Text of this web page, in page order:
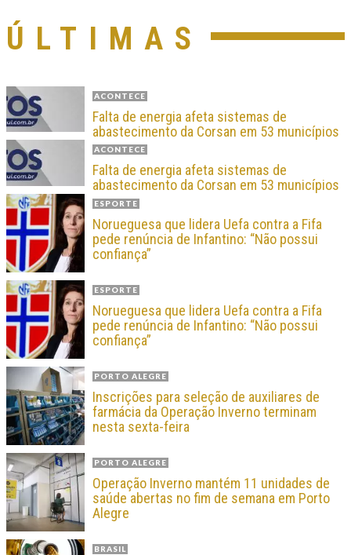
ÚLTIMAS
ACONTECE
Falta de energia afeta sistemas de
abastecimento da Corsan em 53 municípios
ACONTECE
Falta de energia afeta sistemas de
abastecimento da Corsan em 53 municípios
ESPORTE
Norueguesa que lidera Uefa contra a Fifa
pede renúncia de Infantino: “Não possui
confiança”
ESPORTE
Norueguesa que lidera Uefa contra a Fifa
pede renúncia de Infantino: “Não possui
confiança”
PORTO ALEGRE
Inscrições para seleção de auxiliares de
farmácia da Operação Inverno terminam
nesta sexta-feira
PORTO ALEGRE
Operação Inverno mantém 11 unidades de
saúde abertas no fim de semana em Porto
Alegre
BRASIL